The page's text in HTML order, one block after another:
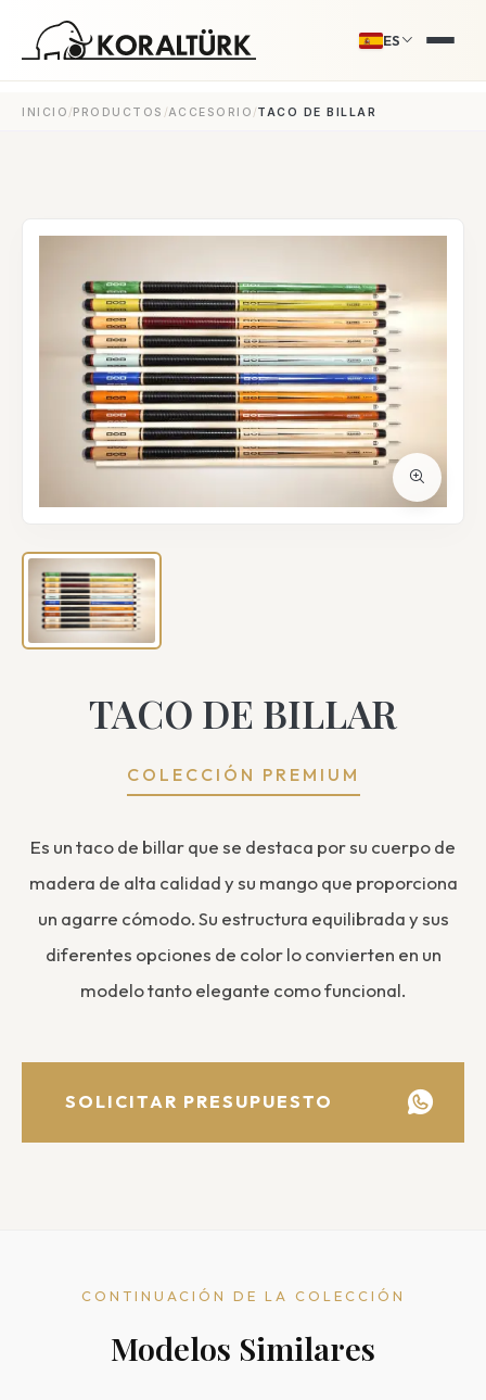
ES
INICIO /PRODUCTOS /ACCESORIO /TACO DE BILLAR
TACO DE BILLAR
COLECCIÓN PREMIUM
Es un taco de billar que se destaca por su cuerpo de
madera de alta calidad y su mango que proporciona
un agarre cómodo. Su estructura equilibrada y sus
diferentes opciones de color lo convierten en un
modelo tanto elegante como funcional.
SOLICITAR PRESUPUESTO
CONTINUACIÓN DE LA COLECCIÓN
Modelos Similares